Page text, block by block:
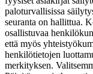
paloturvallisissa
seuranta on hallittua.
osallistuvaa
että myös
henkilötietojen
merkityksen.